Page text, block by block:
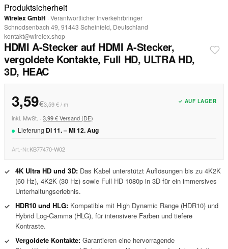
Produktsicherheit
Wirelex GmbH · Verantwortlicher Inverkehrbringer
Schnodsenbach 49, 91443 Scheinfeld, Deutschland
kontakt@wirelex.shop
HDMI A-Stecker auf HDMI A-Stecker,
vergoldete Kontakte, Full HD, ULTRA HD,
3D, HEAC
3,59€3,59 € / m ✓ AUF LAGER
inkl. MwSt. · 3,99 € Versand (DE)
Lieferung Di11. –Mi12.Aug
Art.-Nr.KB77470-W02
✓ 4K Ultra HD und 3D: Das Kabel unterstützt Auflösungen bis zu 4K2K
(60 Hz), 4K2K (30 Hz) sowie Full HD 1080p in 3D für ein immersives
Unterhaltungserlebnis.
✓ HDR10 und HLG: Kompatible mit High Dynamic Range (HDR10) und
Hybrid Log-Gamma (HLG), für intensivere Farben und tiefere
Kontraste.
✓ Vergoldete Kontakte: Garantieren eine hervorragende